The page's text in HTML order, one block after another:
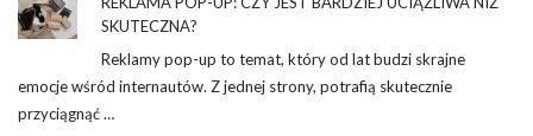
SKUTECZNA?
Reklamy pop-up to temat, który od lat budzi skrajne
emocje wśród internautów. Z jednej strony, potrafią skutecznie
przyciągnąć …